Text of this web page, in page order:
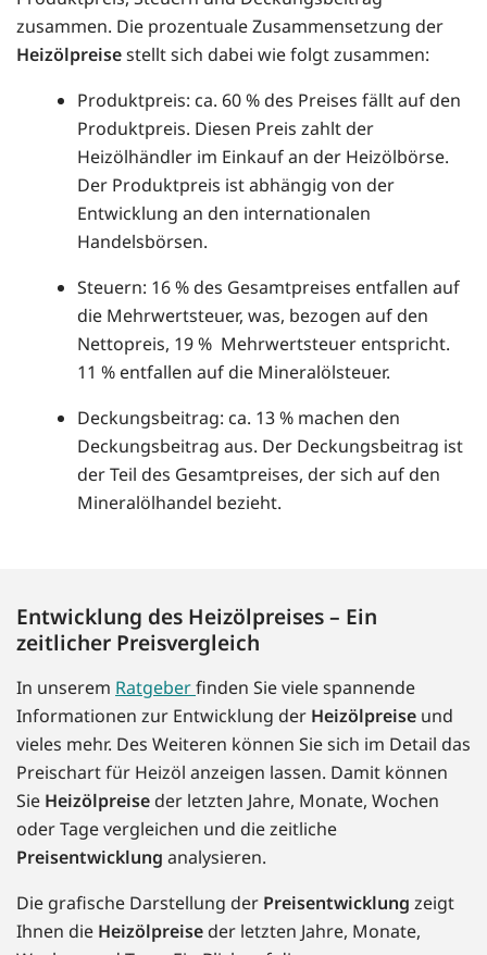
zusammen. Die prozentuale Zusammensetzung der
Heizölpreisestellt sich dabei wie folgt zusammen:
Produktpreis: ca. 60 % des Preises fällt auf den
Produktpreis. Diesen Preis zahlt der
Heizölhändler im Einkauf an der Heizölbörse.
Der Produktpreis ist abhängig von der
Entwicklung an den internationalen
Handelsbörsen.
Steuern: 16 % des Gesamtpreises entfallen auf
die Mehrwertsteuer, was, bezogen auf den
Nettopreis, 19 % Mehrwertsteuer entspricht.
11 % entfallen auf die Mineralölsteuer.
Deckungsbeitrag: ca. 13 % machen den
Deckungsbeitrag aus. Der Deckungsbeitrag ist
der Teil des Gesamtpreises, der sich auf den
Mineralölhandel bezieht.
Entwicklung des Heizölpreises – Ein
zeitlicher Preisvergleich
In unserem Ratgeberfinden Sie viele spannende
Informationen zur Entwicklung der Heizölpreise und
vieles mehr. Des Weiteren können Sie sich im Detail das
Preischart für Heizöl anzeigen lassen. Damit können
Sie Heizölpreise der letzten Jahre, Monate, Wochen
oder Tage vergleichen und die zeitliche
Preisentwicklung analysieren.
Die grafische Darstellung der Preisentwicklung zeigt
Ihnen die Heizölpreise der letzten Jahre, Monate,